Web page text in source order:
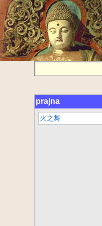
prajna
火之舞